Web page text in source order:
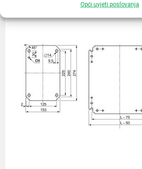
Opći uvjeti poslovanja